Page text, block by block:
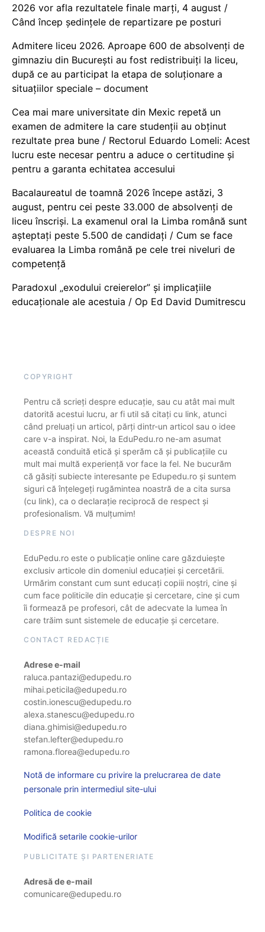
2026 vor afla rezultatele finale marți, 4 august /
Când încep ședințele de repartizare pe posturi
Admitere liceu 2026. Aproape 600 de absolvenți de
gimnaziu din București au fost redistribuiți la liceu,
după ce au participat la etapa de soluționare a
situațiilor speciale – document
Cea mai mare universitate din Mexic repetă un
examen de admitere la care studenții au obținut
rezultate prea bune / Rectorul Eduardo Lomeli: Acest
lucru este necesar pentru a aduce o certitudine şi
pentru a garanta echitatea accesului
Bacalaureatul de toamnă 2026 începe astăzi, 3
august, pentru cei peste 33.000 de absolvenți de
liceu înscriși. La examenul oral la Limba română sunt
așteptați peste 5.500 de candidați / Cum se face
evaluarea la Limba română pe cele trei niveluri de
competență
Paradoxul „exodului creierelor” și implicațiile
educaționale ale acestuia / Op Ed David Dumitrescu
COPYRIGHT
Pentru că scrieți despre educație, sau cu atât mai mult
datorită acestui lucru, ar fi util să citați cu link, atunci
când preluați un articol, părți dintr-un articol sau o idee
care v-a inspirat. Noi, la EduPedu.ro ne-am asumat
această conduită etică și sperăm că și publicațiile cu
mult mai multă experiență vor face la fel. Ne bucurăm
că găsiți subiecte interesante pe Edupedu.ro și suntem
siguri că înțelegeți rugămintea noastră de a cita sursa
(cu link), ca o declarație reciprocă de respect și
profesionalism. Vă mulțumim!
DESPRE NOI
EduPedu.ro este o publicație online care găzduiește
exclusiv articole din domeniul educației și cercetării.
Urmărim constant cum sunt educați copiii noștri, cine și
cum face politicile din educație și cercetare, cine și cum
îi formează pe profesori, cât de adecvate la lumea în
care trăim sunt sistemele de educație și cercetare.
CONTACT REDACȚIE
Adrese e-mail
raluca.pantazi@edupedu.ro
mihai.peticila@edupedu.ro
costin.ionescu@edupedu.ro
alexa.stanescu@edupedu.ro
diana.ghimisi@edupedu.ro
stefan.lefter@edupedu.ro
ramona.florea@edupedu.ro
Notă de informare cu privire la prelucrarea de date
personale prin intermediul site-ului
Politica de cookie
Modifică setarile cookie-urilor
PUBLICITATE ȘI PARTENERIATE
Adresă de e-mail
comunicare@edupedu.ro